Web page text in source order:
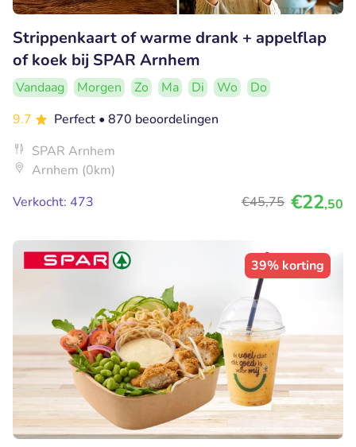
Strippenkaart of warme drank + appelflap
of koek bij SPAR Arnhem
Vandaag Morgen Zo Ma Di Wo
Do
9.7
Perfect • 870 beoordelingen
SPAR Arnhem
Arnhem (0km)
Verkocht: 473
€45,75 €22,50
39% korting